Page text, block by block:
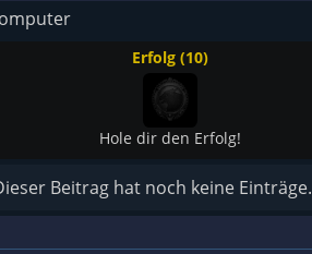
Erfolg (10)
Hole dir den Erfolg!
Beitrag hat noch keine Einträge.